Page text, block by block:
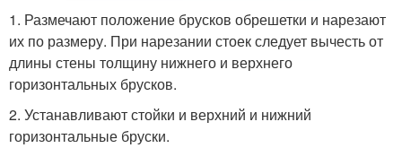
1. Размечают положение брусков обрешетки и нарезают
их по размеру. При нарезании стоек следует вычесть от
длины стены толщину нижнего и верхнего
горизонтальных брусков.
2. Устанавливают стойки и верхний и нижний
горизонтальные бруски.